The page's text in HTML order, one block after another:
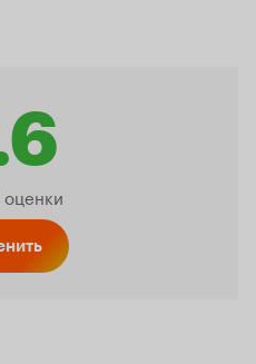
оценки